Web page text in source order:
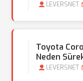
LEVERSNET
Toyota
Neden
LEVERSNET